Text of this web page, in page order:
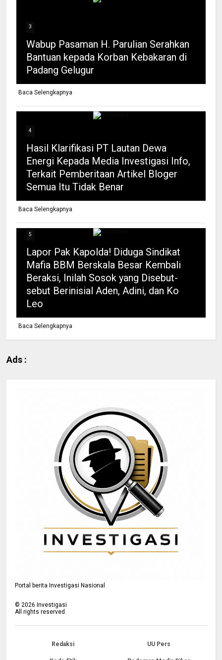
3
Wabup Pasaman H. Parulian Serahkan
Bantuan kepada Korban Kebakaran di
Padang Gelugur
Baca Selengkapnya
4
Hasil Klarifikasi PT Lautan Dewa
Energi Kepada Media Investigasi Info,
Terkait Pemberitaan Artikel Bloger
Semua Itu Tidak Benar
Baca Selengkapnya
5
Lapor Pak Kapolda! Diduga Sindikat
Mafia BBM Berskala Besar Kembali
Beraksi, Inilah Sosok yang Disebut-
sebut Berinisial Aden, Adini, dan Ko
Leo
Baca Selengkapnya
Ads :
Portal berita Investigasi Nasional
©2026 Investigasi
All rights reserved.
Redaksi UU Pers